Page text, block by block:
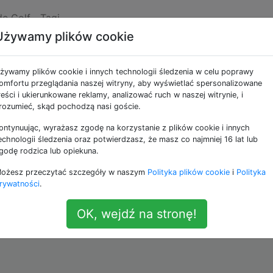
Golf Tagi
kwadratu
kwadratu
jednego lub więcej i wyprowadzić kwadrat
znaku do wydrukowania z ukośnym krzyżem przez
pustym kwadratem, który ma przekątną:
plików cookie
plików cookie i innych technologii śledzenia w celu poprawy
przeglądania naszej witryny, aby wyświetlać spersonalizowane
i ukierunkowane reklamy, analizować ruch w naszej witrynie, i
skąd pochodzą nasi goście.
wyrażasz zgodę na korzystanie z plików cookie i innych
śledzenia oraz potwierdzasz, że masz co najmniej 16 lat lub
rodzica lub opiekuna.
przeczytać szczegóły w naszym Polityka plików cookie i Polityka
.
OK, wejdź na stronę!